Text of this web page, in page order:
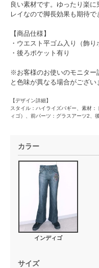
良い素材です。ゆったり楽
レイなので脚長効果も期待で
【商品仕様】
・ウエスト平ゴム入り（飾り
・後ろポケット有り
※お客様のお使いのモニター
と色味が異なる場合がござい
【デザイン詳細】
スタイル：ハイライズバギー、素材
ィゴ）、前パーツ：グラスアーツ2、
カラー
インディゴ
サイズ